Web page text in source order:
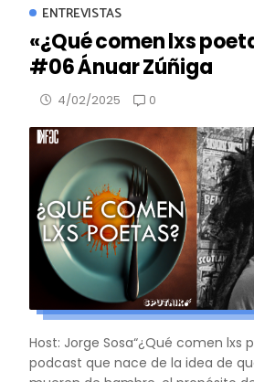
ENTREVISTAS
«¿Qué comen lxs
#06 Ánuar Zúñiga
4/02/2025 0
Host: Jorge Sosa“¿Qué comen lxs
podcast que nace de la idea de